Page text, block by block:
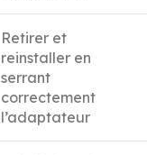
Retirer et
reinstaller en
serrant
correctement
l’adaptateur